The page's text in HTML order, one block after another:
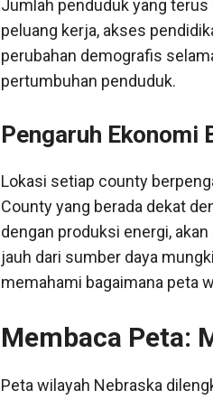
Jumlah penduduk yang
peluang kerja, akses
perubahan demografis
pertumbuhan penduduk.
Pengaruh Ekonomi
Lokasi setiap county
County yang berada dekat
dengan produksi energi,
jauh dari sumber daya
memahami bagaimana peta
Membaca Peta:
Peta wilayah Nebraska